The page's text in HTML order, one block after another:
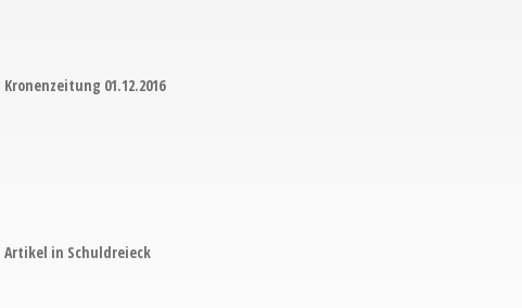
Kronenzeitung 01.12.2016
Artikel in Schuldreieck